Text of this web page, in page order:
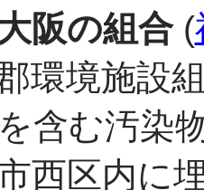
阪の組合(
環境施設
含む汚染
西区内に